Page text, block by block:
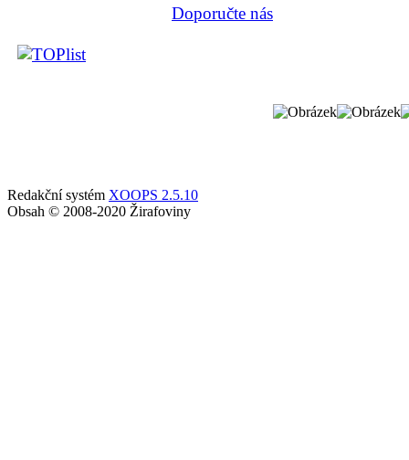
Doporučte nás
Redakční systém XOOPS 2.5.10
Obsah © 2008-2020 Žirafoviny